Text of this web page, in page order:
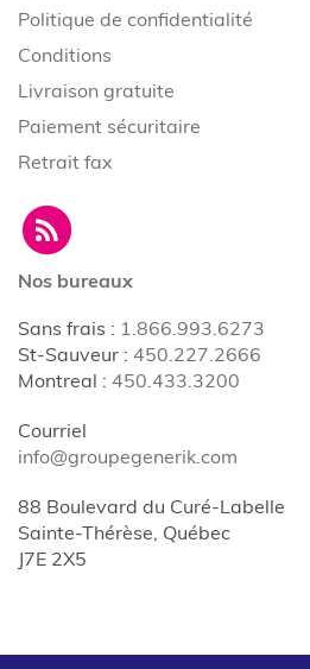
Politique de confidentialité
Conditions
Livraison gratuite
Paiement sécuritaire
Retrait fax
Nos bureaux
Sans frais : 1.866.993.6273
St-Sauveur : 450.227.2666
Montreal : 450.433.3200
Courriel
info@groupegenerik.com
88 Boulevard du Curé-Labelle
Sainte-Thérèse, Québec
J7E 2X5